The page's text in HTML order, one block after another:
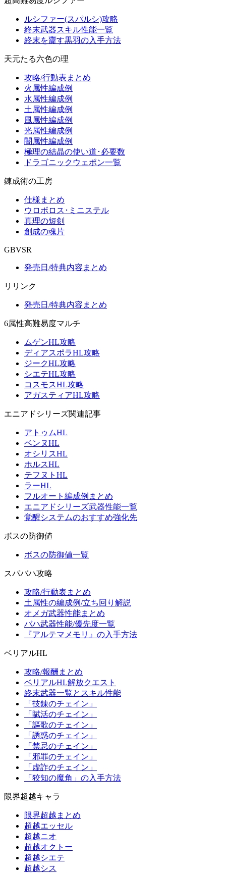
ルシファー(スパルシ)攻略
終末武器スキル性能一覧
終末を齎す黒羽の入手方法
天元たる六色の理
攻略/行動表まとめ
火属性編成例
水属性編成例
土属性編成例
風属性編成例
光属性編成例
闇属性編成例
極理の結晶の使い道･必要数
ドラゴニックウェポン一覧
錬成術の工房
仕様まとめ
ウロボロス･ミニステル
真理の短剣
創成の魂片
GBVSR
発売日/特典内容まとめ
リリンク
発売日/特典内容まとめ
6属性高難易度マルチ
ムゲンHL攻略
ディアスポラHL攻略
ジークHL攻略
シエテHL攻略
コスモスHL攻略
アガスティアHL攻略
エニアドシリーズ関連記事
アトゥムHL
ベンヌHL
オシリスHL
ホルスHL
テフヌトHL
ラーHL
フルオート編成例まとめ
エニアドシリーズ武器性能一覧
覚醒システムのおすすめ強化先
ボスの防御値
ボスの防御値一覧
スパバハ攻略
攻略/行動表まとめ
土属性の編成例/立ち回り解説
オメガ武器性能まとめ
バハ武器性能/優先度一覧
『アルテマメモリ』の入手方法
ベリアルHL
攻略/報酬まとめ
ベリアルHL解放クエスト
終末武器一覧とスキル性能
「技錬のチェイン」
「賦活のチェイン」
「謳歌のチェイン」
「誘惑のチェイン」
「禁忌のチェイン」
「邪罪のチェイン」
「虚詐のチェイン」
「狡知の魔角」の入手方法
限界超越キャラ
限界超越まとめ
超越エッセル
超越ニオ
超越オクトー
超越シエテ
超越シス